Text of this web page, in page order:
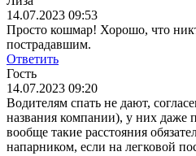
14.07.2023 09:53
Просто кошмар! Хорошо, что
пострадавшим.
Ответить
Гость
14.07.2023 09:20
Водителям спать не дают,
названия компании), у них даже
вообще такие расстояния
напарником, если на легковой